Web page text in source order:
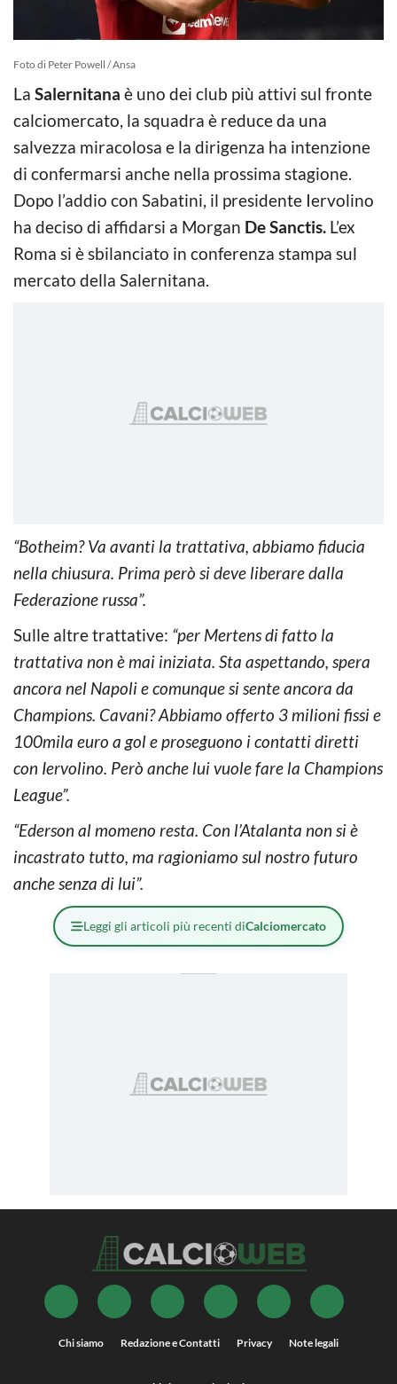
Foto di Peter Powell / Ansa
La Salernitana è uno dei club più attivi sul fronte
calciomercato, la squadra è reduce da una
salvezza miracolosa e la dirigenza ha intenzione
di confermarsi anche nella prossima stagione.
Dopo l’addio con Sabatini, il presidente Iervolino
ha deciso di affidarsi a Morgan De Sanctis. L’ex
Roma si è sbilanciato in conferenza stampa sul
mercato della Salernitana.
“Botheim? Va avanti la trattativa, abbiamo fiducia
nella chiusura. Prima però si deve liberare dalla
Federazione russa”.
Sulle altre trattative: “per Mertens di fatto la
trattativa non è mai iniziata. Sta aspettando, spera
ancora nel Napoli e comunque si sente ancora da
Champions. Cavani? Abbiamo offerto 3 milioni fissi e
100mila euro a gol e proseguono i contatti diretti
con Iervolino. Però anche lui vuole fare la Champions
League”.
“Ederson al momeno resta. Con l’Atalanta non si è
incastrato tutto, ma ragioniamo sul nostro futuro
anche senza di lui”.
Leggi gli articoli più recenti diCalciomercato
Chi siamo Redazione e Contatti Privacy Note legali